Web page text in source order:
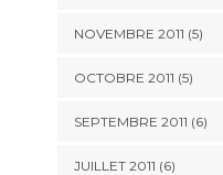
NOVEMBRE 2011 (5)
OCTOBRE 2011 (5)
SEPTEMBRE 2011 (6)
JUILLET 2011 (6)